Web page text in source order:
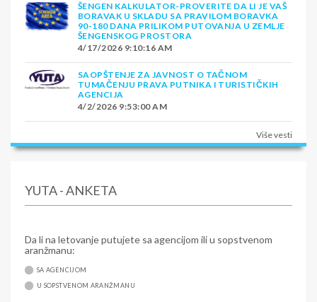
ŠENGEN KALKULATOR-PROVERITE DA LI JE VAŠ
BORAVAK U SKLADU SA PRAVILOM BORAVKA
90-180 DANA PRILIKOM PUTOVANJA U ZEMLJE
ŠENGENSKOG PROSTORA
4/17/2026 9:10:16 AM
SAOPŠTENJE ZA JAVNOST O TAČNOM
TUMAČENJU PRAVA PUTNIKA I TURISTIČKIH
AGENCIJA
4/2/2026 9:53:00 AM
Više vesti
YUTA - ANKETA
Da li na letovanje putujete sa agencijom ili u sopstvenom
aranžmanu:
SA AGENCIJOM
U SOPSTVENOM ARANŽMANU